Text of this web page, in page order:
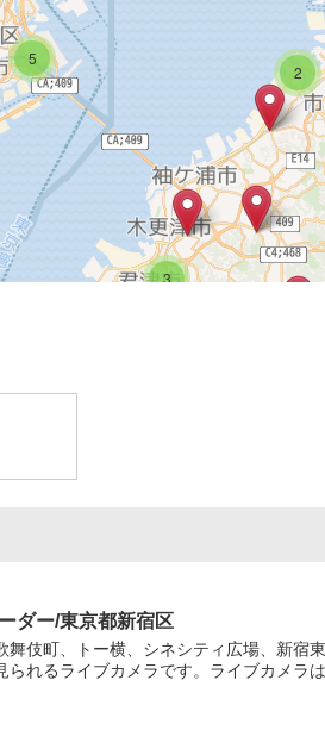
3
4
5
2
ダー/東京都新宿区
伎町、トー横、シネシティ広場、新宿
れるライブカメラです。ライブカメラ